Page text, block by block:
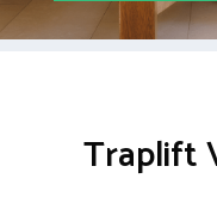
Traplift